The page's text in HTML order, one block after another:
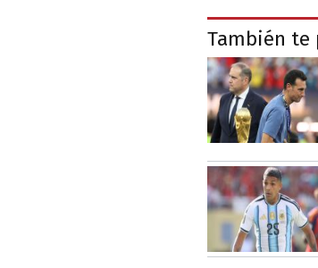
También te